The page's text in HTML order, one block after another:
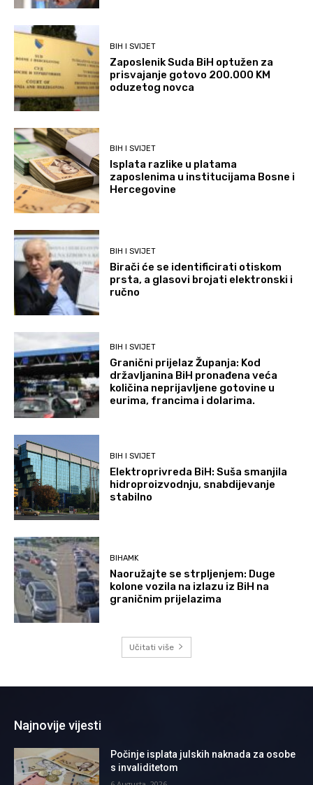
BIH I SVIJET
Zaposlenik Suda BiH optužen za
prisvajanje gotovo 200.000 KM
oduzetog novca
BIH I SVIJET
Isplata razlike u platama
zaposlenima u institucijama Bosne i
Hercegovine
BIH I SVIJET
Birači će se identificirati otiskom
prsta, a glasovi brojati elektronski i
ručno
BIH I SVIJET
Granični prijelaz Županja: Kod
državljanina BiH pronađena veća
količina neprijavljene gotovine u
eurima, francima i dolarima.
BIH I SVIJET
Elektroprivreda BiH: Suša smanjila
hidroproizvodnju, snabdijevanje
stabilno
BIHAMK
Naoružajte se strpljenjem: Duge
kolone vozila na izlazu iz BiH na
graničnim prijelazima
Učitati više
Najnovije vijesti
Počinje isplata julskih naknada za osobe
s invaliditetom